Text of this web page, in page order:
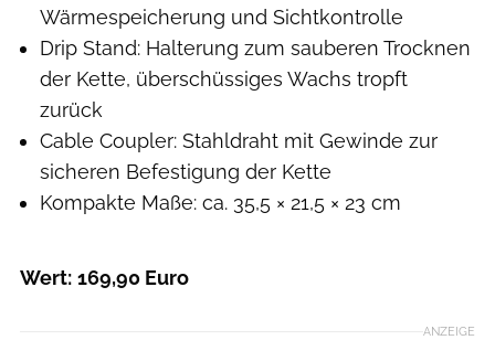
Wärmespeicherung und Sichtkontrolle
Drip Stand: Halterung zum sauberen Trocknen
der Kette, überschüssiges Wachs tropft
zurück
Cable Coupler: Stahldraht mit Gewinde zur
sicheren Befestigung der Kette
Kompakte Maße: ca. 35,5 × 21,5 × 23 cm
Wert: 169,90 Euro
ANZEIGE